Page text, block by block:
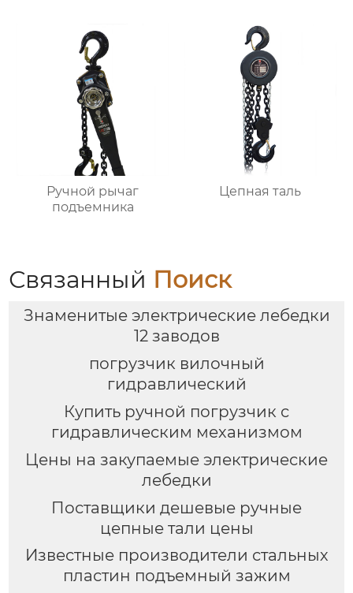
Ручной рычаг
подъемника
Цепная таль
Связанный Поиск
Знаменитые электрические лебедки
12 заводов
погрузчик вилочный
гидравлический
Купить ручной погрузчик с
гидравлическим механизмом
Цены на закупаемые электрические
лебедки
Поставщики дешевые ручные
цепные тали цены
Известные производители стальных
пластин подъемный зажим